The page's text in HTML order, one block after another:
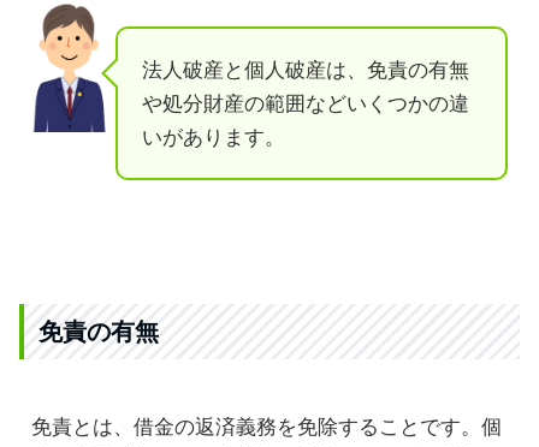
法人破産と個人破産は、免責の有無
や処分財産の範囲などいくつかの違
いがあります。
免責の有無
免責とは、借金の返済義務を免除することです。個